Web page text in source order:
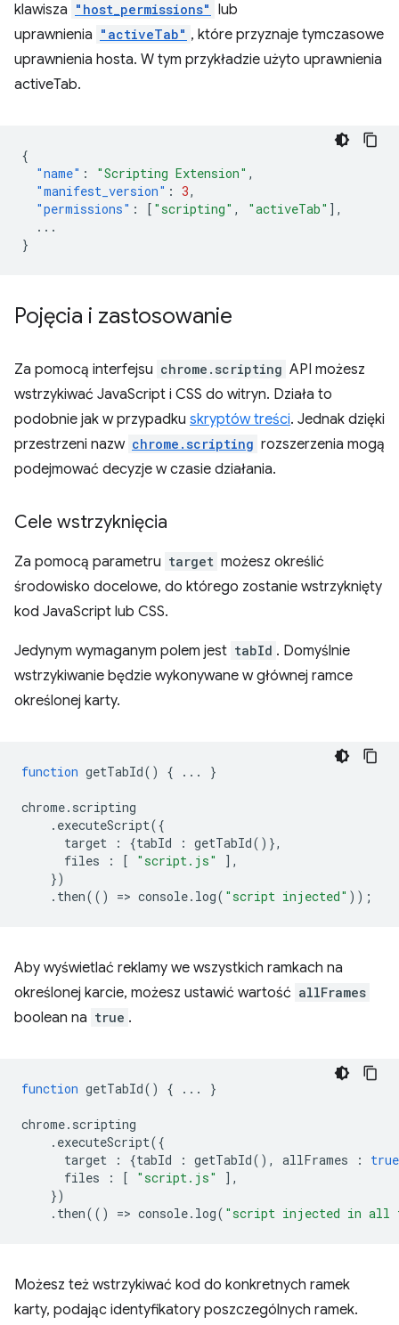
klawisza "host_permissions" lub
uprawnienia "activeTab" , które przyznaje tymczasowe
uprawnienia hosta. W tym przykładzie użyto uprawnienia
activeTab.
{
"name" : "Scripting Extension" ,
"manifest_version" : 3,
"permissions" : [ "scripting" , "activeTab" ],
...
}
Pojęcia i zastosowanie
Za pomocą interfejsu chrome.scripting API możesz
wstrzykiwać JavaScript i CSS do witryn. Działa to
podobnie jak w przypadku skryptów treści. Jednak dzięki
przestrzeni nazw chrome.scripting rozszerzenia mogą
podejmować decyzje w czasie działania.
Cele wstrzyknięcia
Za pomocą parametru target możesz określić
środowisko docelowe, do którego zostanie wstrzyknięty
kod JavaScript lub CSS.
Jedynym wymaganym polem jest tabId . Domyślnie
wstrzykiwanie będzie wykonywane w głównej ramce
określonej karty.
function getTabId() { ... }
chrome. scripting
. executeScript({
target
: {tabId : getTabId()},
files
: [ "script.js"
],
})
. then(() => console. log( "script injected" ));
Aby wyświetlać reklamy we wszystkich ramkach na
określonej karcie, możesz ustawić wartość allFrames
boolean na true .
function getTabId() { ... }
chrome. scripting
. executeScript({
target
: {tabId : getTabId(), allFrames :
true
files
: [ "script.js"
],
})
. then(() => console. log( "script injected in all
Możesz też wstrzykiwać kod do konkretnych ramek
karty, podając identyfikatory poszczególnych ramek.